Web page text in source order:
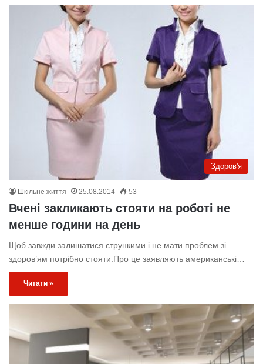
Здоров'я
Шкільне життя 25.08.2014 53
Вчені закликають стояти на роботі не
менше години на день
Щоб завжди залишатися стрункими і не мати проблем зі
здоров’ям потрібно стояти.Про це заявляють американські…
Читати »